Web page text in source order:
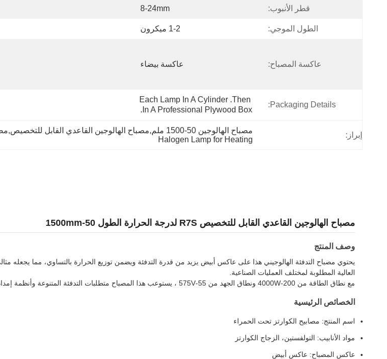
قطر الأنبوب: 8-24mm
الطول الموجي: 1-2 ميكرون
عاكسة المصباح: عاكسة بيضاء
Packaging Details:
Each Lamp In A Cylinder .Then
In A Professional Plywood Box.
إبراز:
مصباح الهالوجين 50-1500 ملم,مصباح الهالوجين القاعدي القابل للتخصيص,مصباح الهالوجين للتدفئة
Halogen Lamp for Heating
مصباح الهالوجين القاعدي القابل للتخصيص R7S لدرجة الحرارة الطول 50-1500mm
وصف المنتج
يحتوي مصباح التدفئة الهالوجيني هذا على عاكس أبيض يزيد من قدرة التدفئة ويضمن توزيع الحرارة بالتساوي، مما يجعله
العالية المطلوبة لمختلف العمليات الصناعية.
مع نطاق الطاقة من 200-4000W ونطاق الجهد من 55-575V ، يستوعب هذا المصباح متطلبات التدفئة المتنوعة وأنظمة إمدادات الطاقة.السياراتوالطباعة والصناعات الأخرى التي تتطلب عمليات درجة حرارة عالية.
الخصائص الرئيسية
اسم المنتج: مصابيح الكوارتز تحت الحمراء
مواد الأنابيب: التولفستين، الزجاج الكوارتز
عاكس المصباح: عاكس أبيض